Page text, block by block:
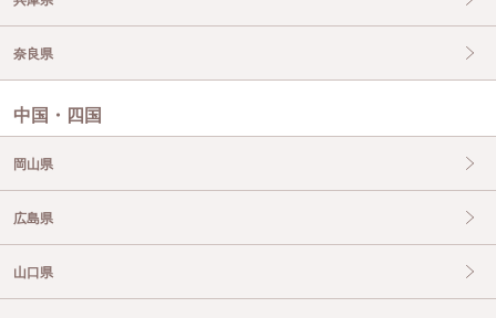
奈良県
中国・四国
岡山県
広島県
山口県